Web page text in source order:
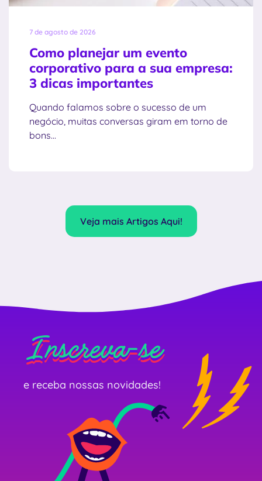
7 de agosto de 2026
Como planejar um evento
corporativo para a sua empresa:
3 dicas importantes
Quando falamos sobre o sucesso de um
negócio, muitas conversas giram em torno de
bons...
Veja mais Artigos Aqui!
Inscreva-se
Inscreva-se
Inscreva-se
e receba nossas novidades!